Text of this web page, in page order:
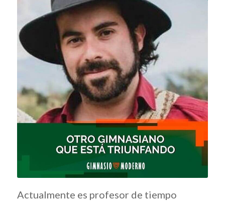
Actualmente es profesor de tiempo